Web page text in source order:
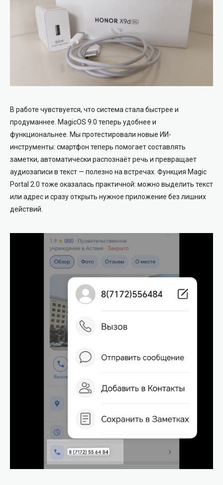
В работе чувствуется, что система стала быстрее и
продуманнее. MagicOS 9.0 теперь удобнее и
функциональнее. Мы протестировали новые ИИ-
инструменты: смартфон теперь помогает составлять
заметки, автоматически распознаёт речь и превращает
аудиозаписи в текст — полезно на встречах. Функция Magic
Portal 2.0 тоже оказалась практичной: можно выделить текст
или адрес и сразу открыть нужное приложение без лишних
действий.